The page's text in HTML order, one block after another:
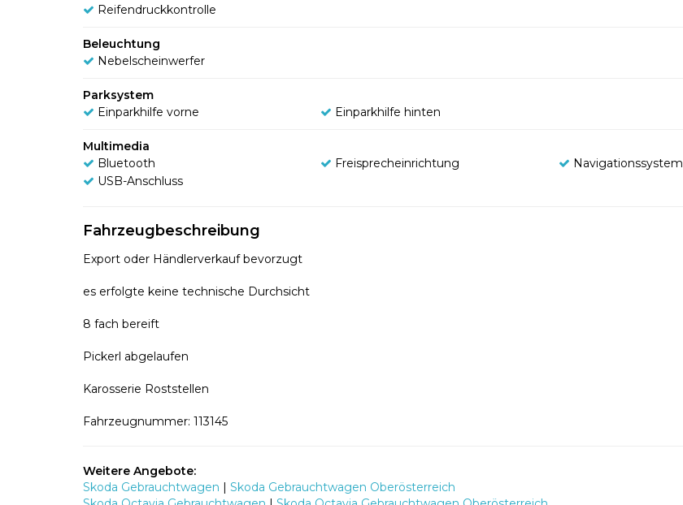
Reifendruckkontrolle
Beleuchtung
Nebelscheinwerfer
Parksystem
Einparkhilfe vorne
Einparkhilfe hinten
Multimedia
Bluetooth
Freisprecheinrichtung
Navigationssystem
USB-Anschluss
Fahrzeugbeschreibung
Export oder Händlerverkauf bevorzugt
es erfolgte keine technische Durchsicht
8 fach bereift
Pickerl abgelaufen
Karosserie Roststellen
Fahrzeugnummer: 113145
Weitere Angebote:
Skoda Gebrauchtwagen | Skoda Gebrauchtwagen Oberösterreich